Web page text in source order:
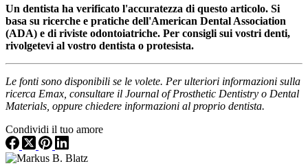
Un dentista ha verificato l'accuratezza di questo articolo. Si
basa su ricerche e pratiche dell'American Dental Association
(ADA) e di riviste odontoiatriche. Per consigli sui vostri denti,
rivolgetevi al vostro dentista o protesista.
Le fonti sono disponibili se le volete. Per ulteriori informazioni sulla
ricerca Emax, consultare il Journal of Prosthetic Dentistry o Dental
Materials, oppure chiedere informazioni al proprio dentista.
Condividi il tuo amore